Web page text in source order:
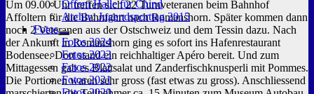
Offeni Halle für Chind
Archiv: Jugendsporttag 2015
Fotos
Untermenü
anzeigen
Fotos 2024
Fotos 2023
Fotos 2022
Fotos 2021
Um 09.00 Uhr treffen sich 22 Turnveteranen beim Bahnhof
Affoltern für die Bahnfahrt nach Romanshorn. Später kommen dann
noch 2 Veteranen aus der Ostschweiz und dem Tessin dazu. Nach
der Ankunft in Romanshorn ging es sofort ins Hafenrestaurant
Bodensee. Dort stand ein reichhaltiger Apéro bereit. Und zum
Mittagessen gab es Blattsalat und Zanderfischknusperli mit Pommes.
Die Portionen waren sehr gross (fast etwas zu gross). Anschliessend